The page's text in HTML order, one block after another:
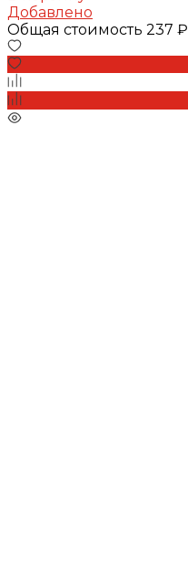
Добавлено
Общая стоимость 237 ₽